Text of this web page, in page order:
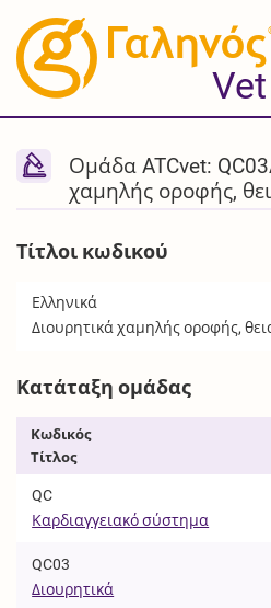
Vet
Ομάδα ATCvet:
χαμηλής οροφής,
Τίτλοι κωδικού
Ελληνικά
Διουρητικά χαμηλής οροφής,
Κατάταξη ομάδας
Κωδικός
Τίτλος
QC
Καρδιαγγειακό σύστημα
QC03
Διουρητικά